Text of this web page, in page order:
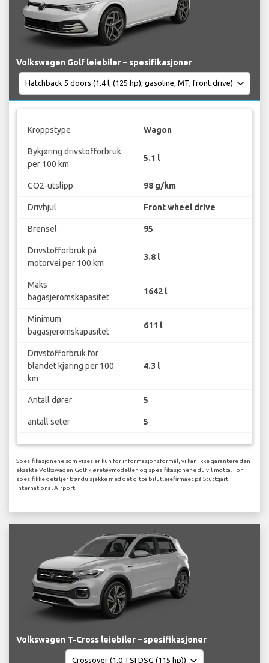
Volkswagen Golf leiebiler – spesifikasjoner
Kroppstype Wagon
Bykjøring drivstofforbruk
per 100 km
5.1 l
CO2-utslipp 98 g/km
Drivhjul Front wheel drive
Brensel 95
Drivstofforbruk på
motorvei per 100 km
3.8 l
Maks
bagasjeromskapasitet
1642 l
Minimum
bagasjeromskapasitet
611 l
Drivstofforbruk for
blandet kjøring per 100
km
4.3 l
Antall dører 5
antall seter 5
Spesifikasjonene som vises er kun for informasjonsformål, vi kan ikke garantere den
eksakte Volkswagen Golf kjøretøymodellen og spesifikasjonene du vil motta. For
spesifikke detaljer bør du sjekke med det gitte bilutleiefirmaet på Stuttgart
International Airport.
Volkswagen T-Cross leiebiler – spesifikasjoner